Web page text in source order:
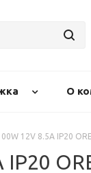
О
12V 8.5A IP20